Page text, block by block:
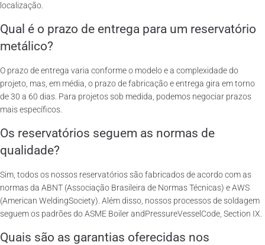
localização.
Qual é o prazo de entrega para um reservatório
metálico?
O prazo de entrega varia conforme o modelo e a complexidade do
projeto, mas, em média, o prazo de fabricação e entrega gira em torno
de 30 a 60 dias. Para projetos sob medida, podemos negociar prazos
mais específicos.
Os reservatórios seguem as normas de
qualidade?
Sim, todos os nossos reservatórios são fabricados de acordo com as
normas da ABNT (Associação Brasileira de Normas Técnicas) e AWS
(American WeldingSociety). Além disso, nossos processos de soldagem
seguem os padrões do ASME Boiler andPressureVesselCode, Section IX.
Quais são as garantias oferecidas nos